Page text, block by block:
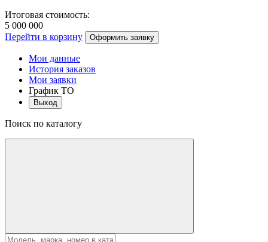
Итоговая стоимость:
5 000 000
Перейти в корзину
Оформить заявку
Мои данные
История заказов
Мои заявки
График ТО
Выход
Поиск по каталогу